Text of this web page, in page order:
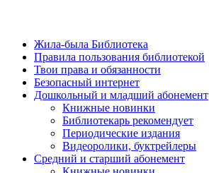
Жила-была Библиотека
Правила пользования библиотекой
Твои права и обязанности
Безопасный интернет
Дошкольный и младший абонемент
Книжные новинки
Библиотекарь рекомендует
Периодические издания
Видеоролики, буктрейлеры
Средний и старший абонемент